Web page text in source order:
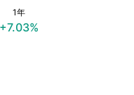
1年
+7.03%